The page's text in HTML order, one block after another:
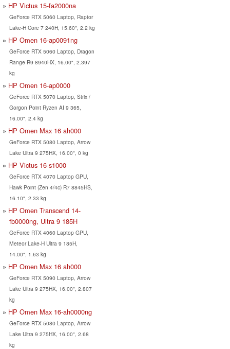
HP Victus 15-fa2000na
GeForce RTX 5060 Laptop, Raptor
Lake-H Core 7 240H, 15.60", 2.2 kg
HP Omen 16-ap0091ng
GeForce RTX 5060 Laptop, Dragon
Range R9 8940HX, 16.00", 2.397
kg
HP Omen 16-ap0000
GeForce RTX 5070 Laptop, Strix /
Gorgon Point Ryzen AI 9 365,
16.00", 2.4 kg
HP Omen Max 16 ah000
GeForce RTX 5080 Laptop, Arrow
Lake Ultra 9 275HX, 16.00", 0 kg
HP Victus 16-s1000
GeForce RTX 4070 Laptop GPU,
Hawk Point (Zen 4/4c) R7 8845HS,
16.10", 2.33 kg
HP Omen Transcend 14-
fb0000ng, Ultra 9 185H
GeForce RTX 4060 Laptop GPU,
Meteor Lake-H Ultra 9 185H,
14.00", 1.63 kg
HP Omen Max 16 ah000
GeForce RTX 5090 Laptop, Arrow
Lake Ultra 9 275HX, 16.00", 2.807
kg
HP Omen Max 16-ah0000ng
GeForce RTX 5080 Laptop, Arrow
Lake Ultra 9 275HX, 16.00", 2.68
kg